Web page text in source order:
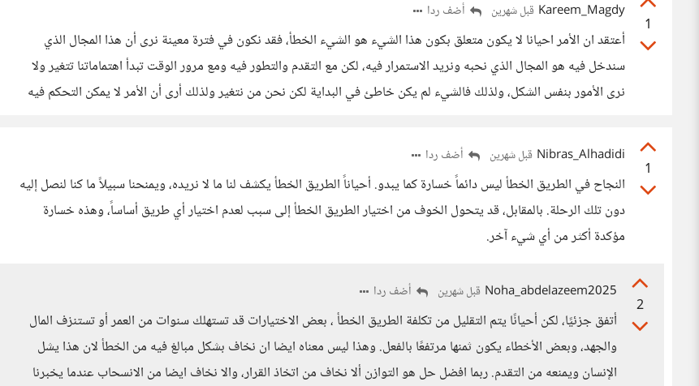
1
Kareem_Magdy قبل شهرين أضف ردا
أعتقد ان الأمر احيانا لا يكون متعلق بكون هذا الشيء هو الشيء الخطأ، فقد نكون في فترة معينة نرى أن هذا المجال الذي
سندخل فيه هو المجال الذي نحبه ونريد الاستمرار فيه، لكن مع التقدم والتطور فيه ومع مرور الوقت تبدأ اهتماماتنا تتغير ولا
نرى الأمور بنفس الشكل، ولذلك فالشيء لم يكن خاطئ في البداية لكن نحن من نتغير ولذلك أرى أن الأمر لا يمكن التحكم فيه
1
Nibras_Alhadidi قبل شهرين أضف ردا
النجاح في الطريق الخطأ ليس دائماً خسارة كما يبدو. أحياناً الطريق الخطأ يكشف لنا ما لا نريده، ويمنحنا سبيلاً ما كنا لنصل إليه
دون تلك الرحلة. بالمقابل، قد يتحول الخوف من اختيار الطريق الخطأ إلى سبب لعدم اختيار أي طريق أساساً، وهذه خسارة
مؤكدة أكثر من أي شيء آخر.
2
Noha_abdelazeem2025 قبل شهرين أضف ردا
أتفق جزئيًا، لكن أحيانًا يتم التقليل من تكلفة الطريق الخطأ ، بعض الاختيارات قد تستهلك سنوات من العمر أو تستنزف المال
والجهد، وبعض الأخطاء يكون ثمنها مرتفعًا بالفعل. وهذا ليس معناه ايضا ان نخاف بشكل مبالغ فيه من الخطأ لان هذا يشل
الإنسان ويمنعه من التقدم. ربما افضل حل هو التوازن ألا نخاف من اتخاذ القرار، والا نخاف ايضا من الانسحاب عندما يخبرنا